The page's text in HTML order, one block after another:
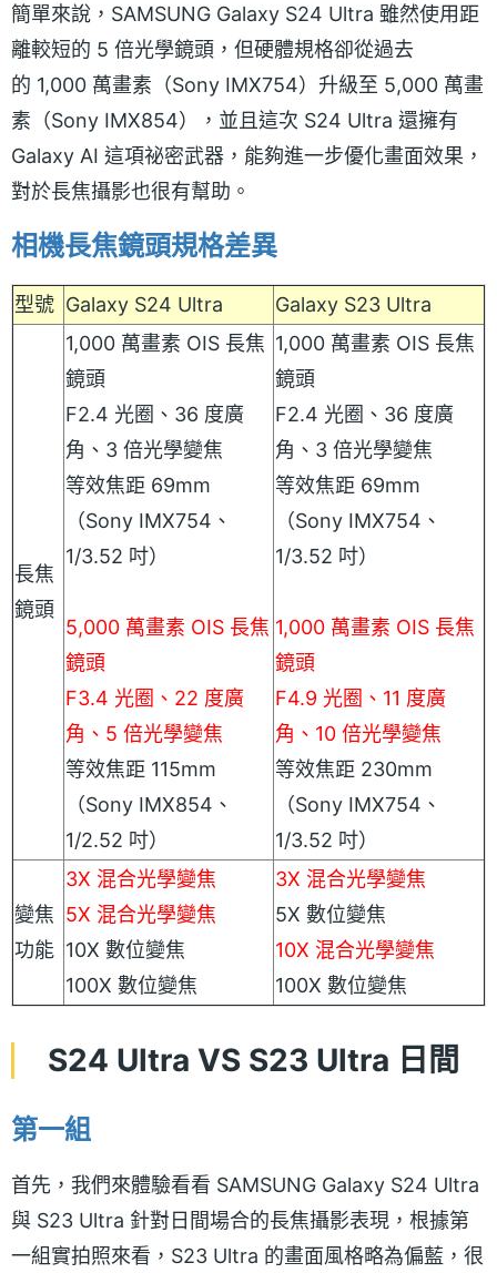
簡單來說，SAMSUNG Galaxy S24 Ultra 雖然使用距
離較短的 5 倍光學鏡頭，但硬體規格卻從過去
的 1,000 萬畫素（Sony IMX754）升級至 5,000 萬畫
素（Sony IMX854），並且這次 S24 Ultra 還擁有
Galaxy AI 這項祕密武器，能夠進一步優化畫面效果，
對於長焦攝影也很有幫助。
相機長焦鏡頭規格差異
型號 Galaxy S24 Ultra Galaxy S23 Ultra
長焦
鏡頭
1,000 萬畫素 OIS 長焦
鏡頭
F2.4 光圈、36 度廣
角、3 倍光學變焦
等效焦距 69mm
（Sony IMX754、
1/3.52 吋）
5,000 萬畫素 OIS 長焦
鏡頭
F3.4 光圈、22 度廣
角、5 倍光學變焦
等效焦距 115mm
（Sony IMX854、
1/2.52 吋）
1,000 萬畫素 OIS 長焦
鏡頭
F2.4 光圈、36 度廣
角、3 倍光學變焦
等效焦距 69mm
（Sony IMX754、
1/3.52 吋）
1,000 萬畫素 OIS 長焦
鏡頭
F4.9 光圈、11 度廣
角、10 倍光學變焦
等效焦距 230mm
（Sony IMX754、
1/3.52 吋）
變焦
功能
3X 混合光學變焦
5X 混合光學變焦
10X 數位變焦
100X 數位變焦
3X 混合光學變焦
5X 數位變焦
10X 混合光學變焦
100X 數位變焦
S24 Ultra VS S23 Ultra 日間
第一組
首先，我們來體驗看看 SAMSUNG Galaxy S24 Ultra
與 S23 Ultra 針對日間場合的長焦攝影表現，根據第
一組實拍照來看，S23 Ultra 的畫面風格略為偏藍，很